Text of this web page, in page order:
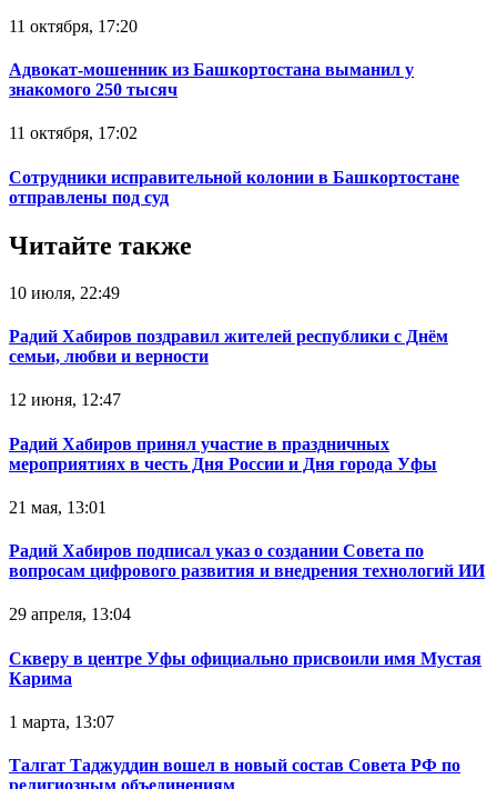
11 октября, 17:20
Адвокат-мошенник из Башкортостана выманил у
знакомого 250 тысяч
11 октября, 17:02
Сотрудники исправительной колонии в Башкортостане
отправлены под суд
Читайте также
10 июля, 22:49
Радий Хабиров поздравил жителей республики с Днём
семьи, любви и верности
12 июня, 12:47
Радий Хабиров принял участие в праздничных
мероприятиях в честь Дня России и Дня города Уфы
21 мая, 13:01
Радий Хабиров подписал указ о создании Совета по
вопросам цифрового развития и внедрения технологий ИИ
29 апреля, 13:04
Скверу в центре Уфы официально присвоили имя Мустая
Карима
1 марта, 13:07
Талгат Таджуддин вошел в новый состав Совета РФ по